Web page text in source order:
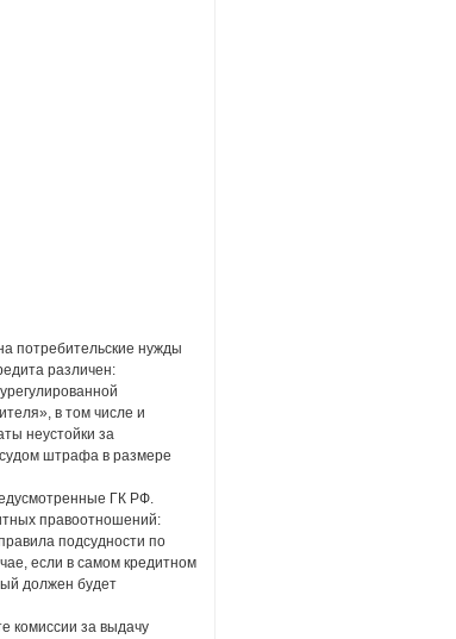
потребительские нужды
различен:
в том числе и
неустойки за
штрафа в размере
ГК РФ.
правоотношений:
подсудности по
если в самом кредитном
должен будет
комиссии за выдачу